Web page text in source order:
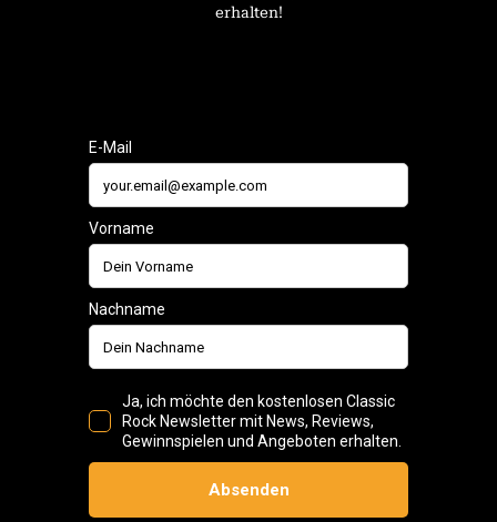
erhalten!